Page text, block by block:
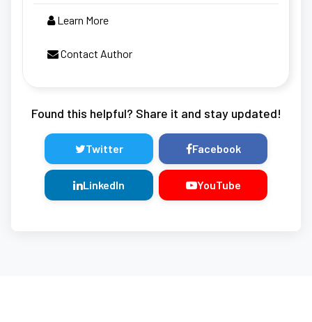
Learn More
Contact Author
Found this helpful? Share it and stay updated!
Twitter Facebook
LinkedIn YouTube